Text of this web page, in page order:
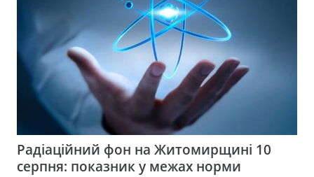
Радіаційний фон на Житомирщині 10
серпня: показник у межах норми